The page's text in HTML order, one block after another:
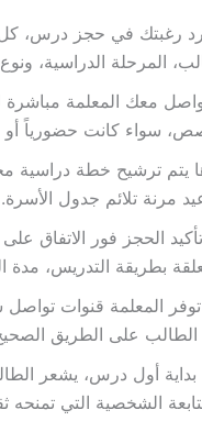
رغبتك في حجز درس،
المرحلة الدراسية،
معك المعلمة مباشرة
سواء كانت حضورياً أو
يتم ترشيح خطة دراسية
مرنة تلائم جدول الأسرة.
الحجز فور الاتفاق
بطريقة التدريس،
المعلمة قنوات
الطالب على الطريق
بداية أول درس، يشعر
الشخصية التي تمنحه